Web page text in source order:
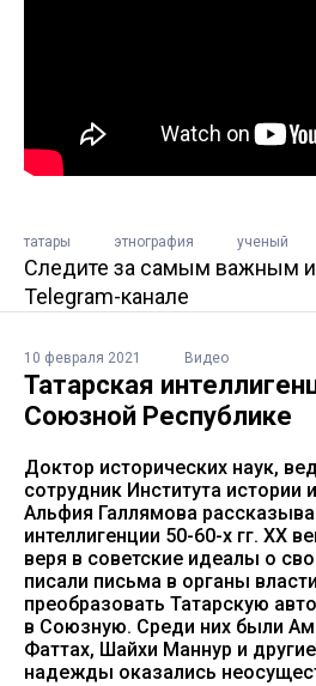
татары этнография ученый
Следите за самым важным
Telegram-канале
10 февраля 2021 Видео
Татарская
Союзной Республике
Доктор исторических наук,
сотрудник Института
Альфия Галлямова
интеллигенции 50-60-х гг. ХХ
веря в советские идеалы о
писали письма в органы
преобразовать Татарскую
в Союзную. Среди них были
Фаттах, Шайхи Маннур и
надежды оказались